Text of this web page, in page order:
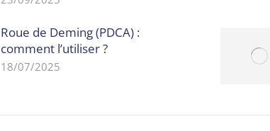
Roue de Deming (PDCA) :
comment l’utiliser ?
18/07/2025